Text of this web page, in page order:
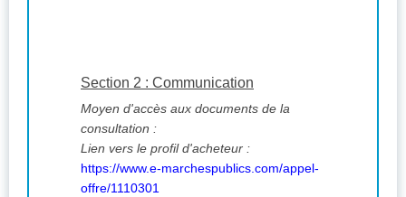
Section 2 : Communication
Moyen d'accès aux documents de la
consultation :
Lien vers le profil d'acheteur :
https://www.e-marchespublics.com/appel-
offre/1110301